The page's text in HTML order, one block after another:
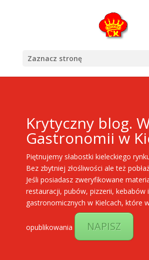
Zaznacz stronę
Krytyczny blog.
Gastronomii w
Piętnujemy słabostki kieleckiego
Bez zbytniej złośliwości ale też
Jeśli posiadasz zweryfikowane
restauracji, pubów, pizzerii, kebabów
gastronomicznych w Kielcach, które
opublikowania NAPISZ